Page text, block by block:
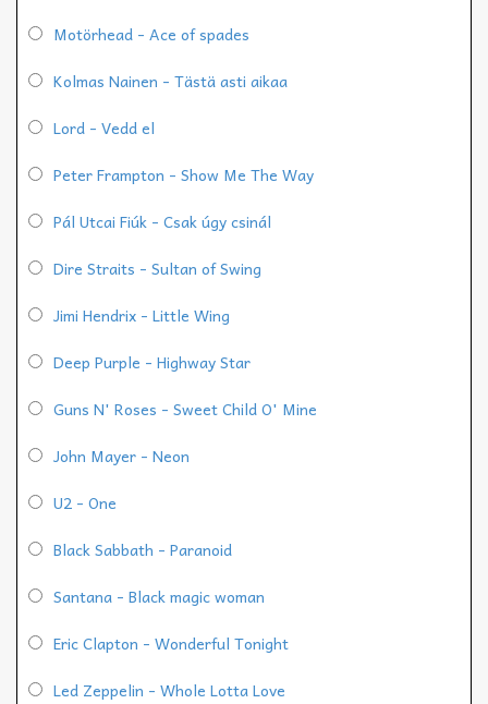
Motörhead - Ace of spades
Kolmas Nainen - Tästä asti aikaa
Lord - Vedd el
Peter Frampton - Show Me The Way
Pál Utcai Fiúk - Csak úgy csinál
Dire Straits - Sultan of Swing
Jimi Hendrix - Little Wing
Deep Purple - Highway Star
Guns N' Roses - Sweet Child O' Mine
John Mayer - Neon
U2 - One
Black Sabbath - Paranoid
Santana - Black magic woman
Eric Clapton - Wonderful Tonight
Led Zeppelin - Whole Lotta Love